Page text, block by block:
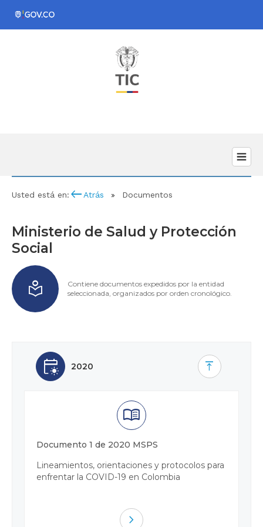
Usted está en: keyboard_backspace Atrás Documentos
local_library
Ministerio de Salud y Protección
Social
Contiene documentos expedidos por la entidad
seleccionada, organizados por orden cronológico.
early_on 2020 vertical_align_top
menu_book
Documento 1 de 2020 MSPS
Lineamientos, orientaciones y protocolos para
enfrentar la COVID-19 en Colombia
navigate_next